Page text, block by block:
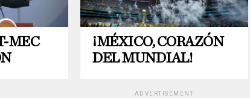
MEC
¡MÉXICO, CORAZÓN
DEL MUNDIAL!
ADVERTISEMENT